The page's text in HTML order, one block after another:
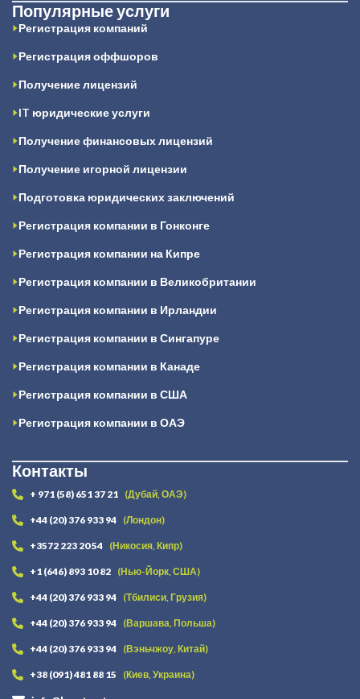
Популярные услуги
Регистрация компаний
Регистрация оффшоров
Получение лицензий
IT юридические услуги
Получение финансовых лицензий
Получение игорной лицензии
Подготовка юридических заключений
Регистрация компании в Гонконге
Регистрация компании на Кипре
Регистрация компании в Великобритании
Регистрация компании в Ирландии
Регистрация компании в Сингапуре
Регистрация компании в Канаде
Регистрация компании в США
Регистрация компании в ОАЭ
Контакты
+ 971 (58) 651 37 21 (Дубай, ОАЭ)
+44 (20) 376 933 94 (Лондон)
+3572 223 20 54 (Никосия, Кипр)
+1 (646) 893 10 82 (Нью-Йорк, США)
+44 (20) 376 933 94 (Тбилиси, Грузия)
+44 (20) 376 933 94 (Варшава, Польша)
+44 (20) 376 933 94 (Вэньчжоу, Китай)
+38 (091) 481 88 15 (Киев, Украина)